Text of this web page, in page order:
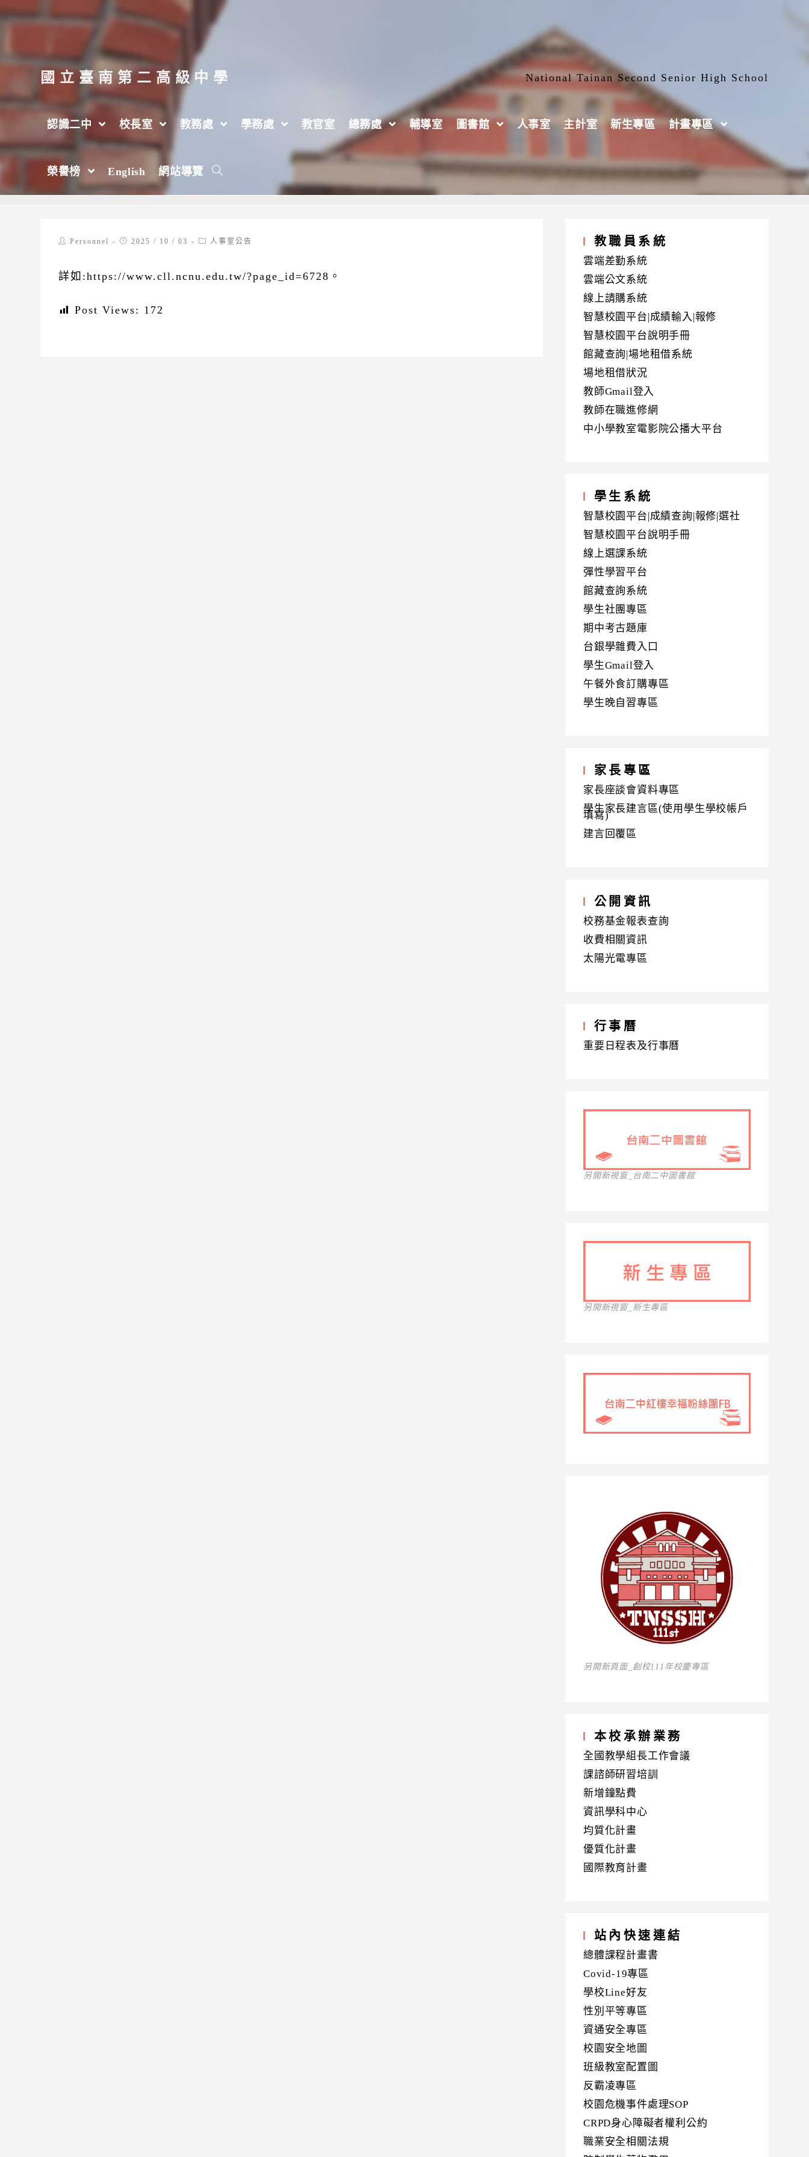
跳
至
要
內
容
國立臺南第二高級中學 National Tainan Second Senior High School
認識二中 校長室 教務處 學務處 教官室 總務處 輔導室 圖書館 人事室 主計室 新生專區 計畫專區
榮譽榜 English 網站導覽
轉知國立暨南國際大學中國語文學系115學年度碩、博士班招生資訊
2025 年 > 10 月 > 3 日
PostPersonnel
Post2025 / 10 / 03
Post人事室公告
詳如:https://www.cll.ncnu.edu.tw/?page_id=6728。
Post Views: 172
教職員系統
雲端差勤系統
雲端公文系統
線上請購系統
智慧校園平台|成績輸入|報修
智慧校園平台說明手冊
館藏查詢|場地租借系統
場地租借狀況
教師Gmail登入
教師在職進修網
中小學教室電影院公播大平台
學生系統
智慧校園平台|成績查詢|報修|選社
智慧校園平台說明手冊
線上選課系統
彈性學習平台
館藏查詢系統
學生社團專區
期中考古題庫
台銀學雜費入口
學生Gmail登入
午餐外食訂購專區
學生晚自習專區
家長專區
家長座談會資料專區
學生家長建言區(使用學生學校帳戶
填寫)
建言回覆區
公開資訊
校務基金報表查詢
收費相關資訊
太陽光電專區
行事曆
重要日程表及行事曆
另開新視窗_台南二中圖書館
另開新視窗_新生專區
另開新頁面_創校111年校慶專區
本校承辦業務
全國教學組長工作會議
課諮師研習培訓
新增鐘點費
資訊學科中心
均質化計畫
優質化計畫
國際教育計畫
站內快速連結
總體課程計畫書
Covid-19專區
學校Line好友
性別平等專區
資通安全專區
校園安全地圖
班級教室配置圖
反霸凌專區
校園危機事件處理SOP
CRPD身心障礙者權利公約
職業安全相關法規